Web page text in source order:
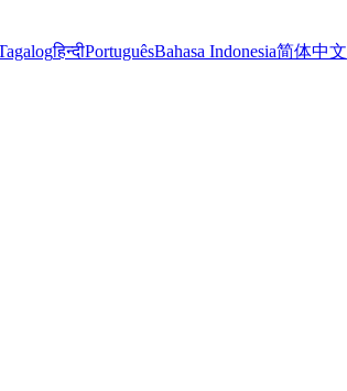
हिन्दीPortuguêsBahasa Indonesia简体中文